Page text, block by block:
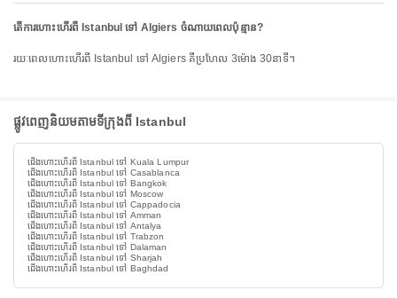
តើការហោះហើរពី Istanbul ទៅ Algiers ចំណាយពេលប៉ុន្មាន?
រយៈពេលហោះហើរពី Istanbul ទៅ Algiers គឺប្រហែល 3ម៉ោង 30នាទី។
ផ្លូវពេញនិយមតាមទីក្រុងពី Istanbul
ជើងហោះហើរពី Istanbul ទៅ Kuala Lumpur
ជើងហោះហើរពី Istanbul ទៅ Casablanca
ជើងហោះហើរពី Istanbul ទៅ Bangkok
ជើងហោះហើរពី Istanbul ទៅ Moscow
ជើងហោះហើរពី Istanbul ទៅ Cappadocia
ជើងហោះហើរពី Istanbul ទៅ Amman
ជើងហោះហើរពី Istanbul ទៅ Antalya
ជើងហោះហើរពី Istanbul ទៅ Trabzon
ជើងហោះហើរពី Istanbul ទៅ Dalaman
ជើងហោះហើរពី Istanbul ទៅ Sharjah
ជើងហោះហើរពី Istanbul ទៅ Baghdad